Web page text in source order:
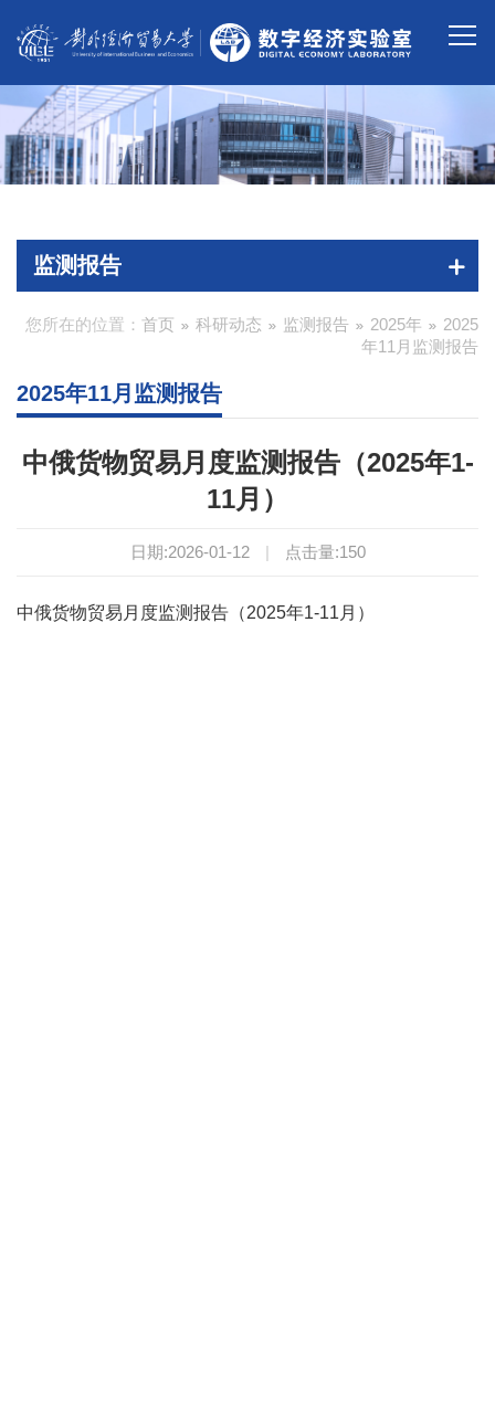
监测报告
您所在的位置： 首页 科研动态 监测报告 2025年
2025
年11月监测报告
2025年11月监测报告
中俄货物贸易月度监测报告（2025年1-
11月）
日期:2026-01-12 | 点击量:150
中俄货物贸易月度监测报告（2025年1-11月）